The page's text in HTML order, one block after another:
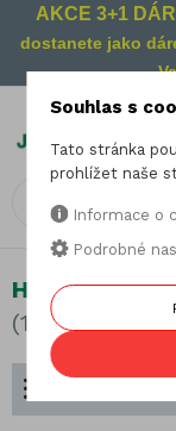
AKCE 3+1
dostanete jako
Hořčík
(10 produktů)
Souhlas s
Tato stránka
prohlížet naše
Informace o
Podrobné